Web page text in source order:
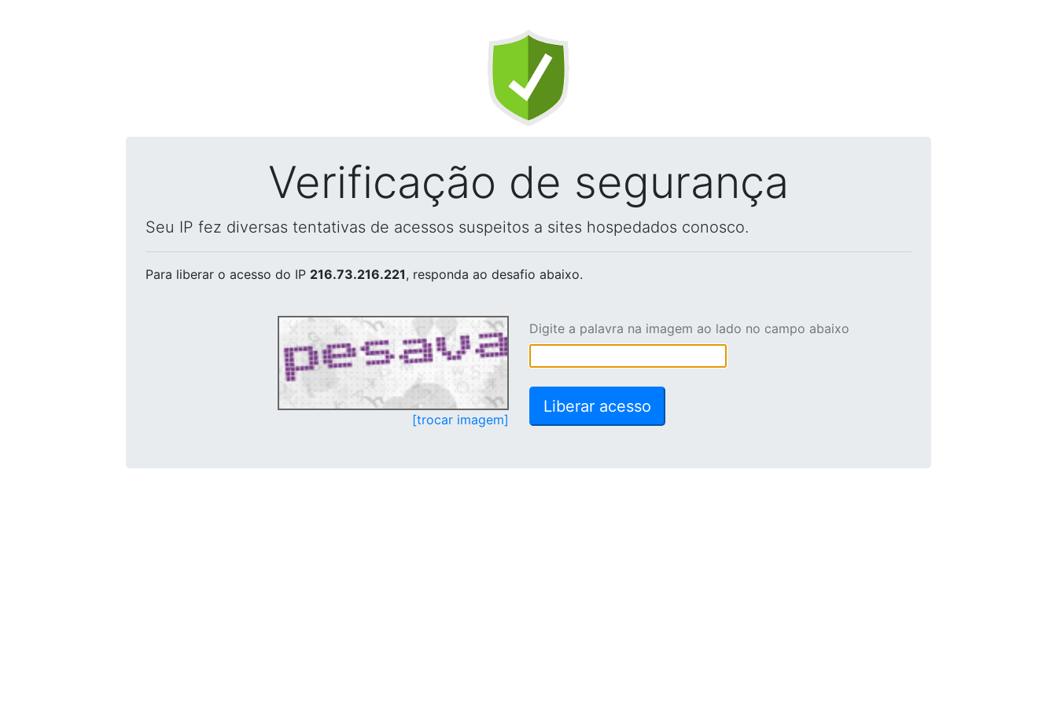
Verificação de segurança
Seu IP fez diversas tentativas de acessos suspeitos a sites hospedados conosco.
Para liberar o acesso do IP 216.73.216.221, responda ao desafio abaixo.
[trocar imagem]
Digite a palavra na imagem ao lado no campo abaixo